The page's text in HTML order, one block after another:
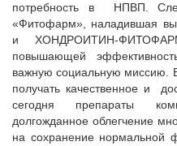
потребность в НПВП.
«Фитофарм», наладившая
и ХОНДРОИТИН-
повышающей
важную социальную миссию.
получать качественное и
сегодня препараты
долгожданное облегчение
на сохранение нормальной